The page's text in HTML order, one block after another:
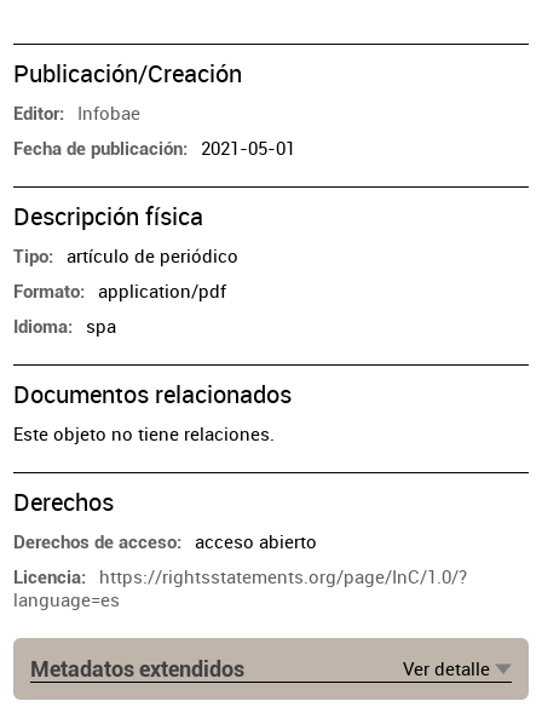
Publicación/Creación
Editor Infobae
Fecha de publicación 2021-05-01
Descripción física
Tipo artículo de periódico
Formato application/pdf
Idioma spa
Documentos relacionados
Este objeto no tiene relaciones.
Derechos
Derechos de acceso acceso abierto
Licencia
https://rightsstatements.org/page/InC/1.0/?
language=es
Metadatos extendidos Ver detalle